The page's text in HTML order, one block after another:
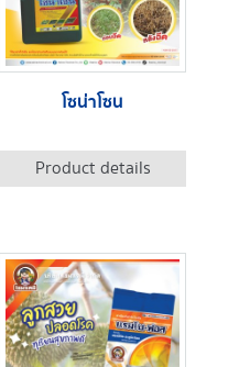
โซน่าโซน
Product details